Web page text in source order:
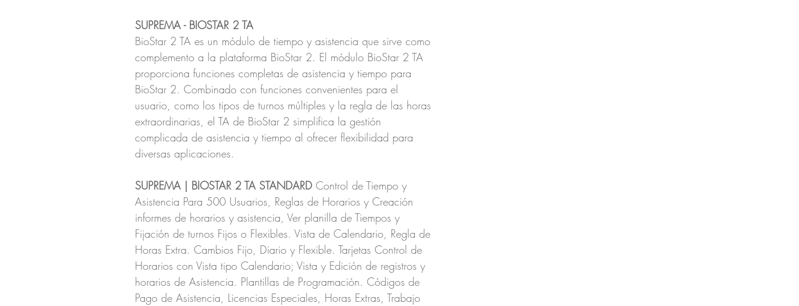
SUPREMA - BIOSTAR 2 TA
BioStar 2 TA es un módulo de tiempo y asistencia que sirve como
complemento a la plataforma BioStar 2. El módulo BioStar 2 TA
proporciona funciones completas de asistencia y tiempo para
BioStar 2. Combinado con funciones convenientes para el
usuario, como los tipos de turnos múltiples y la regla de las horas
extraordinarias, el TA de BioStar 2 simplifica la gestión
complicada de asistencia y tiempo al ofrecer flexibilidad para
diversas aplicaciones.
SUPREMA | BIOSTAR 2 TA STANDARD Control de Tiempo y
Asistencia Para 500 Usuarios, Reglas de Horarios y Creación
informes de horarios y asistencia, Ver planilla de Tiempos y
Fijación de turnos Fijos o Flexibles. Vista de Calendario, Regla de
Horas Extra. Cambios Fijo, Diario y Flexible. Tarjetas Control de
Horarios con Vista tipo Calendario; Vista y Edición de registros y
horarios de Asistencia. Plantillas de Programación. Códigos de
Pago de Asistencia, Licencias Especiales, Horas Extras, Trabajo